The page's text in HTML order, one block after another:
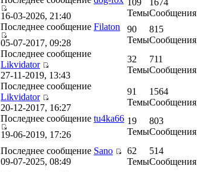
16-03-2026, 21:40
109
Темы
1674
Сообщения
Последнее сообщение Filaton
05-07-2017, 09:28
90
Темы
815
Сообщения
Последнее сообщение
Likvidator
27-11-2019, 13:43
32
Темы
711
Сообщения
Последнее сообщение
Likvidator
20-12-2017, 16:27
91
Темы
1564
Сообщения
Последнее сообщение tu4ka66
19-06-2019, 17:26
19
Темы
803
Сообщения
Последнее сообщение Sano
09-07-2025, 08:49
62
Темы
514
Сообщения